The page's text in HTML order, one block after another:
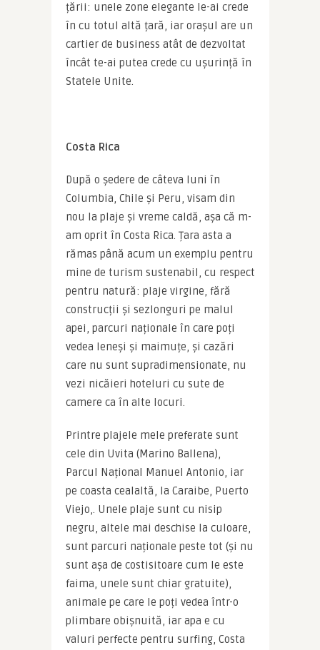
țării: unele zone elegante le-ai crede
în cu totul altă țară, iar orașul are un
cartier de business atât de dezvoltat
încât te-ai putea crede cu ușurință în
Statele Unite.
Costa Rica
După o ședere de câteva luni în
Columbia, Chile și Peru, visam din
nou la plaje și vreme caldă, așa că m-
am oprit în Costa Rica. Țara asta a
rămas până acum un exemplu pentru
mine de turism sustenabil, cu respect
pentru natură: plaje virgine, fără
construcții și sezlonguri pe malul
apei, parcuri naționale în care poți
vedea leneși și maimuțe, și cazări
care nu sunt supradimensionate, nu
vezi nicăieri hoteluri cu sute de
camere ca în alte locuri.
Printre plajele mele preferate sunt
cele din Uvita (Marino Ballena),
Parcul Național Manuel Antonio, iar
pe coasta cealaltă, la Caraibe, Puerto
Viejo,. Unele plaje sunt cu nisip
negru, altele mai deschise la culoare,
sunt parcuri naționale peste tot (și nu
sunt așa de costisitoare cum le este
faima, unele sunt chiar gratuite),
animale pe care le poți vedea într-o
plimbare obișnuită, iar apa e cu
valuri perfecte pentru surfing, Costa